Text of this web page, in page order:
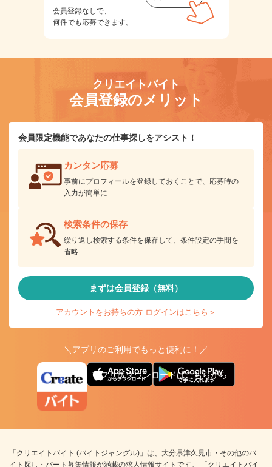
会員登録なしで、
何件でも応募できます。
クリエイトバイト
会員登録のメリット
会員限定機能であなたの仕事探しをアシスト！
カンタン応募
事前にプロフィールを登録しておくことで、応募時の
入力が簡単に
検索条件の保存
繰り返し検索する条件を保存して、条件設定の手間を
省略
まずは会員登録（無料）
アカウントをお持ちの方 ログインはこちら＞
＼アプリのご利用でもっと便利に！／
アプリ版ダウンロードはこちらから
「クリエイトバイト (バイトジャングル)」は、大分県津久見市・その他のバ
イト探し・パート募集情報が満載の求人情報サイトです。 「クリエイトバイ